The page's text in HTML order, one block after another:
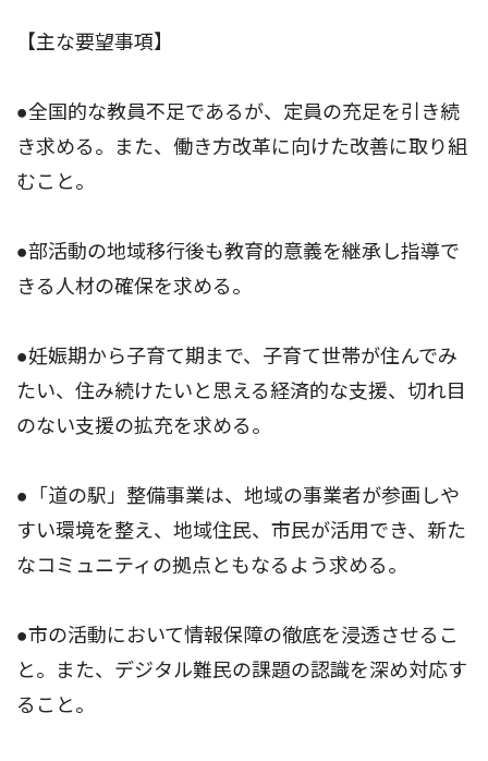
【主な要望事項】
●全国的な教員不足であるが、定員の充足を引き続
き求める。また、働き方改革に向けた改善に取り組
むこと。
●部活動の地域移行後も教育的意義を継承し指導で
きる人材の確保を求める。
●妊娠期から子育て期まで、子育て世帯が住んでみ
たい、住み続けたいと思える経済的な支援、切れ目
のない支援の拡充を求める。
●「道の駅」整備事業は、地域の事業者が参画しや
すい環境を整え、地域住民、市民が活用でき、新た
なコミュニティの拠点ともなるよう求める。
●市の活動において情報保障の徹底を浸透させるこ
と。また、デジタル難民の課題の認識を深め対応す
ること。